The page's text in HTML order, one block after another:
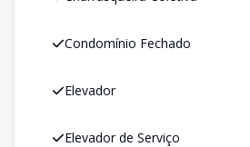
Condomínio Fechado
Elevador
Elevador de Serviço